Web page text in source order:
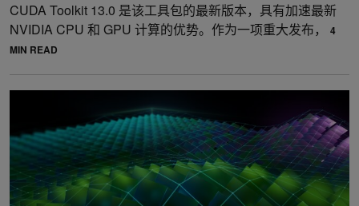
CUDA Toolkit 13.0 是该工具包的最新版本，具有加速最新
NVIDIA CPU 和 GPU 计算的优势。作为一项重大发布，
4
MIN READ